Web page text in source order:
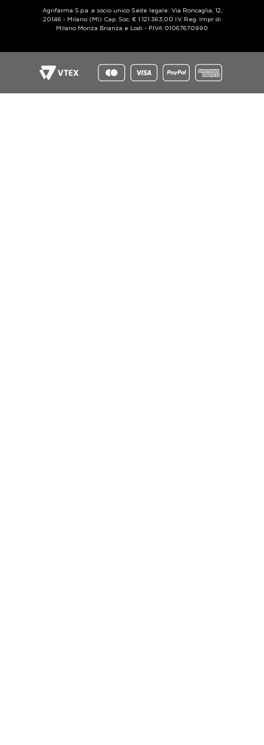
Agrifarma S.p.a. a socio unico Sede legale: Via Roncaglia, 12,
20146 - Milano (MI) Cap. Soc. € 1.121.363,00 I.V. Reg. Impr. di
Milano Monza Brianza e Lodi - P.IVA 01067670990